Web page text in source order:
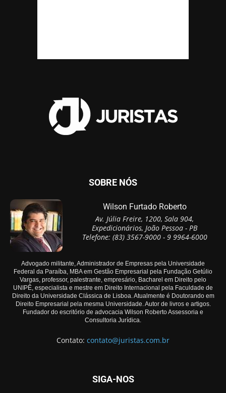
SOBRE NÓS
Wilson Furtado Roberto
Av. Júlia Freire, 1200, Sala 904,
Expedicionários, João Pessoa - PB
Telefone: (83) 3567-9000 - 9 9964-6000
Advogado militante, Administrador de Empresas pela Universidade
Federal da Paraíba, MBA em Gestão Empresarial pela Fundação Getúlio
Vargas, professor, palestrante, empresário, Bacharel em Direito pelo
UNIPÊ, especialista e mestre em Direito Internacional pela Faculdade de
Direito da Universidade Clássica de Lisboa. Atualmente é Doutorando em
Direito Empresarial pela mesma Universidade. Autor de livros e artigos.
Fundador do escritório de advocacia Wilson Roberto Assessoria e
Consultoria Jurídica.
Contato: contato@juristas.com.br
SIGA-NOS